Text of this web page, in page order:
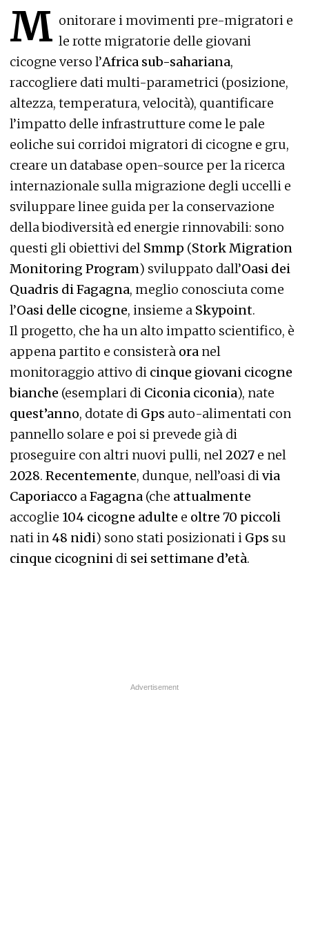
M onitorare i movimenti pre-migratori e
le rotte migratorie delle giovani
cicogne verso l’Africa sub-sahariana,
raccogliere dati multi-parametrici (posizione,
altezza, temperatura, velocità), quantificare
l’impatto delle infrastrutture come le pale
eoliche sui corridoi migratori di cicogne e gru,
creare un database open-source per la ricerca
internazionale sulla migrazione degli uccelli e
sviluppare linee guida per la conservazione
della biodiversità ed energie rinnovabili: sono
questi gli obiettivi del Smmp (Stork Migration
Monitoring Program) sviluppato dall’Oasi dei
Quadris di Fagagna, meglio conosciuta come
l’Oasi delle cicogne, insieme a Skypoint.
Il progetto, che ha un alto impatto scientifico, è
appena partito e consisterà ora nel
monitoraggio attivo di cinque giovani cicogne
bianche (esemplari di Ciconia ciconia), nate
quest’anno, dotate di Gps auto-alimentati con
pannello solare e poi si prevede già di
proseguire con altri nuovi pulli, nel2027 e nel
2028. Recentemente, dunque, nell’oasi divia
Caporiacco aFagagna (che attualmente
accoglie 104 cicogne adulte e oltre 70 piccoli
nati in 48 nidi) sono stati posizionati i Gps su
cinque cicognini di sei settimane d’età.